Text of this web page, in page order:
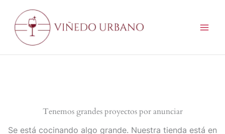
contenido
Tenemos grandes proyectos por anunciar
Se está cocinando algo grande. Nuestra tienda está en